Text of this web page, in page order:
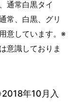
通常白黒タイ
常、白黒、グリ
意しています。※
意識しておりま
年10月入